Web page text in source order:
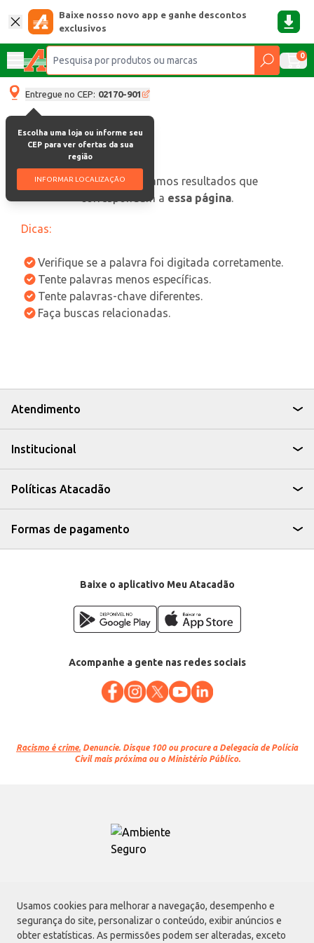
Usamos cookies para melhorar a navegação, desempenho e
segurança do site, personalizar o conteúdo, exibir anúncios e
obter estatísticas. As permissões podem ser alteradas, exceto
Baixe nosso novo app e ganhe descontos
exclusivos
0
Entregue no CEP: 02170-901
Escolha uma loja ou informe seu
CEP para ver ofertas da sua
região
INFORMAR LOCALIZAÇÃO
oops, não encontramos resultados que
correspondam a essa página.
Dicas:
Verifique se a palavra foi digitada corretamente.
Tente palavras menos específicas.
Tente palavras-chave diferentes.
Faça buscas relacionadas.
Atendimento
Institucional
Políticas Atacadão
Formas de pagamento
Baixe o aplicativo Meu Atacadão
Acompanhe a gente nas redes sociais
Racismo é crime. Denuncie. Disque 100 ou procure a Delegacia de Polícia
Civil mais próxima ou o Ministério Público.
Atacadão S.A.
Avenida Morvan Dias de Figueiredo, 6169, Vila Maria, São Paulo - SP | CEP
02170-901 | CNPJ: 75.315.333/0001-09